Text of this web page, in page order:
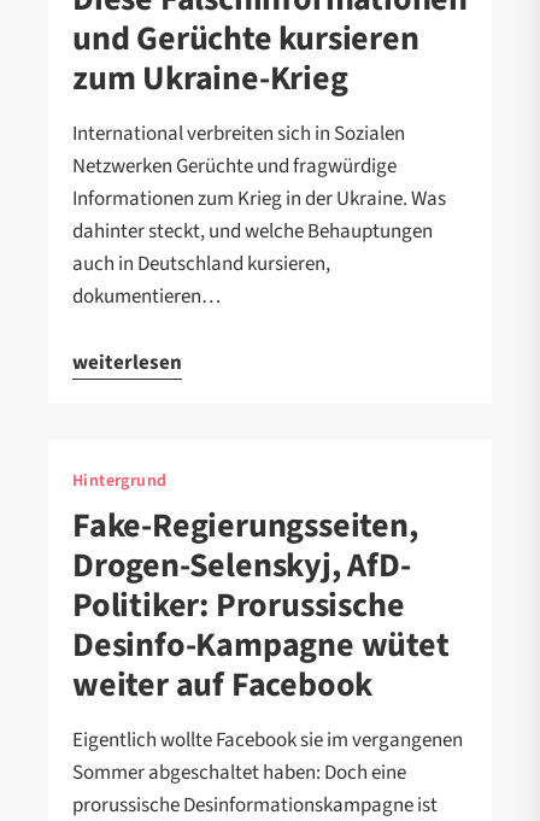
und Gerüchte kursieren
zum Ukraine-Krieg
International verbreiten sich in Sozialen
Netzwerken Gerüchte und fragwürdige
Informationen zum Krieg in der Ukraine. Was
dahinter steckt, und welche Behauptungen
auch in Deutschland kursieren,
dokumentieren…
weiterlesen
Hintergrund
Fake-Regierungsseiten,
Drogen-Selenskyj, AfD-
Politiker: Prorussische
Desinfo-Kampagne wütet
weiter auf Facebook
Eigentlich wollte Facebook sie im vergangenen
Sommer abgeschaltet haben: Doch eine
prorussische Desinformationskampagne ist